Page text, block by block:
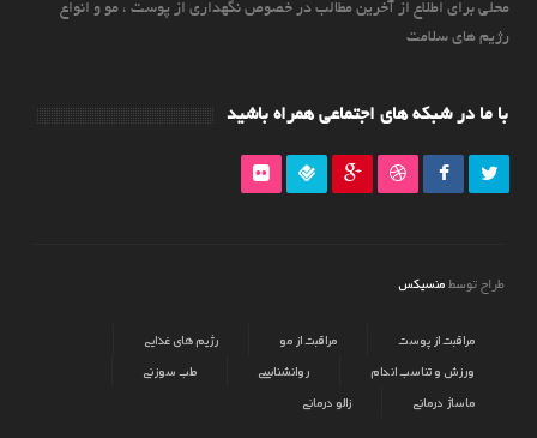
محلی برای اطلاع از آخرین مطالب در خصوص نگهداری از پوست ، مو و انواع
رژیم های سلامت
با ما در شبکه های اجتماعی همراه باشید
طراح توسط منسیکس
مراقبت از پوست مراقبت از مو
رژیم های غذایی
ورزش و تناسب اندام
روانشناسی
طب سوزنی
ماساژ درمانی
زالو درمانی